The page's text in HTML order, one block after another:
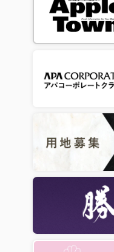
2026年11月2日（月）リブラ
～開業記念「アパ直1,000円
四国初の新築アパホテル
アパホテル〈松山市駅前〉 本
株式会社竹下コーポレーショ
アパホテル〈浜松駅南〉 本日
子が登壇します。
2024/09/20
8月25日（日）第6回アパ名蹴
大会）開催。大会レポートお
8月25日（日）第6回アパ名蹴
大会）開催。サッカー元日本
社員福利厚生制度の拡充―人